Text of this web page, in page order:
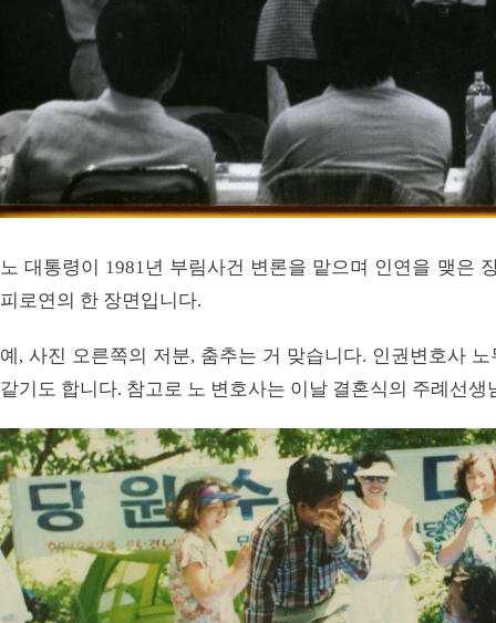
노 대통령이 1981년 부림사건 변론을 맡으며 인연을 맺은
피로연의 한 장면입니다.
예, 사진 오른쪽의 저분, 춤추는 거 맞습니다. 인권변호사
같기도 합니다. 참고로 노 변호사는 이날 결혼식의 주례선생